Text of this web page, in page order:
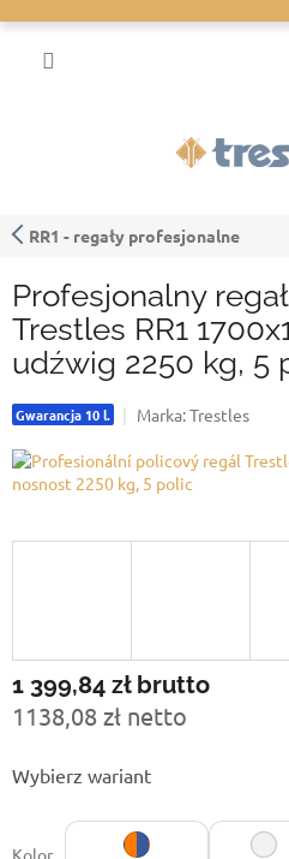
do
RR1 - regały profesjonalne
Profesjonalny
Trestles RR1
udźwig 2250 kg, 5
Gwarancja 10 l. Marka:Trestles
1 399,84 złbrutto
1138,08 zł netto
jednostkowa:
Wybierz wariant
Kolor